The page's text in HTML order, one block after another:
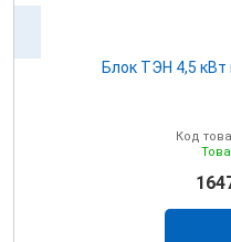
Блок ТЭН 4,5
Код